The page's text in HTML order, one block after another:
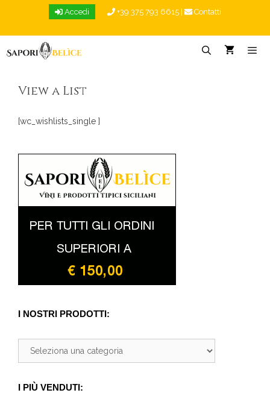
Accedi +39 375 793 6615 Contatti
View a List
[wc_wishlists_single ]
I NOSTRI PRODOTTI:
I PIÙ VENDUTI: